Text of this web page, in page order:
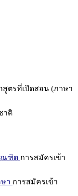
สูตรที่เปิดสอน (ภาษา
าติ
ณฑิต การสมัครเข้า
า การสมัครเข้า